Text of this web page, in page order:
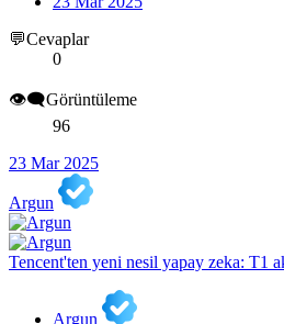
💬Cevaplar
0
👁️‍🗨️Görüntüleme
96
23 Mar 2025
Argun
Tencent'ten yeni nesil yapay zeka: T1
Argun